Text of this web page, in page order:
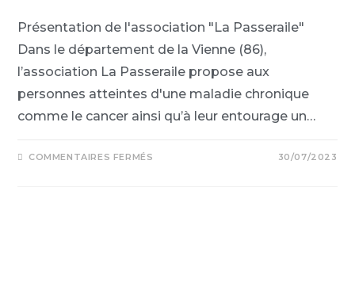
Présentation de l'association "La Passeraile"
Dans le département de la Vienne (86),
l’association La Passeraile propose aux
personnes atteintes d'une maladie chronique
comme le cancer ainsi qu’à leur entourage un…
COMMENTAIRES FERMÉS 30/07/2023